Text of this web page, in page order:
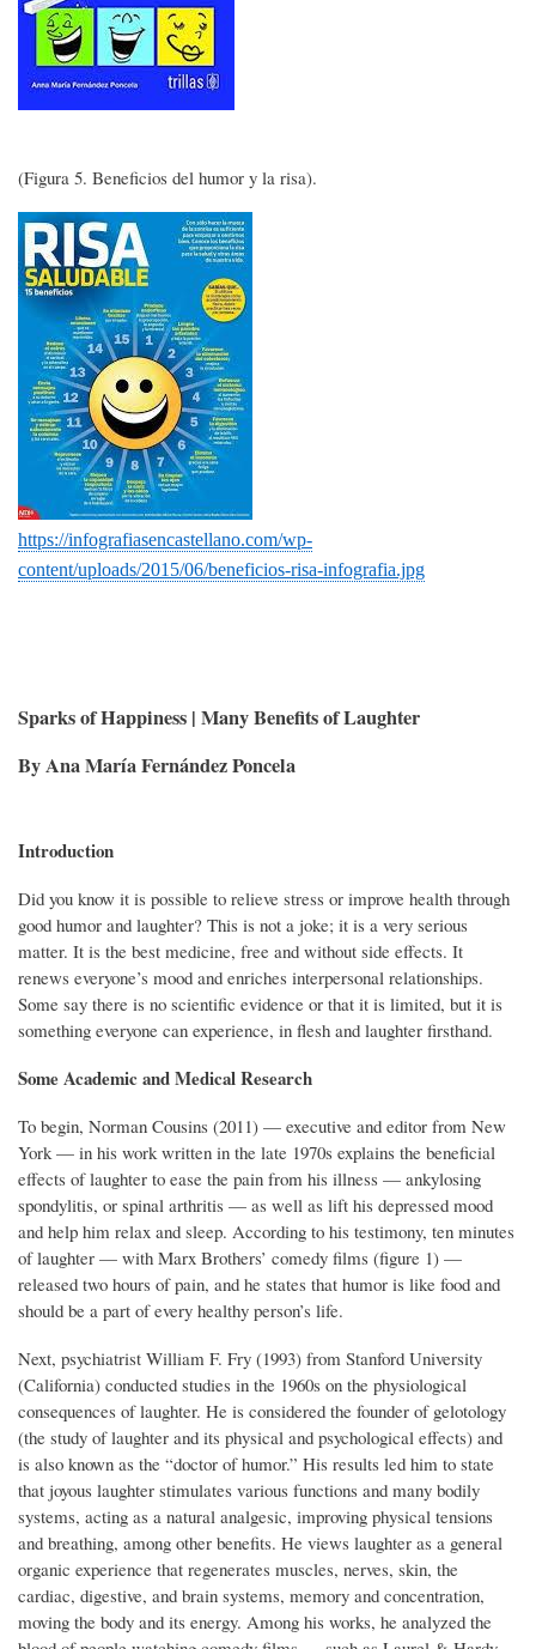
(Figura 5. Beneficios del humor y la risa).
Imagen
https://infografiasencastellano.com/wp-
content/uploads/2015/06/beneficios-risa-infografia.jpg
Sparks of Happiness | Many Benefits of Laughter
By Ana María Fernández Poncela
Introduction
Did you know it is possible to relieve stress or improve health through
good humor and laughter? This is not a joke; it is a very serious
matter. It is the best medicine, free and without side effects. It
renews everyone’s mood and enriches interpersonal relationships.
Some say there is no scientific evidence or that it is limited, but it is
something everyone can experience, in flesh and laughter firsthand.
Some Academic and Medical Research
To begin, Norman Cousins (2011) — executive and editor from New
York — in his work written in the late 1970s explains the beneficial
effects of laughter to ease the pain from his illness — ankylosing
spondylitis, or spinal arthritis — as well as lift his depressed mood
and help him relax and sleep. According to his testimony, ten minutes
of laughter — with Marx Brothers’ comedy films (figure 1) —
released two hours of pain, and he states that humor is like food and
should be a part of every healthy person’s life.
Next, psychiatrist William F. Fry (1993) from Stanford University
(California) conducted studies in the 1960s on the physiological
consequences of laughter. He is considered the founder of gelotology
(the study of laughter and its physical and psychological effects) and
is also known as the “doctor of humor.” His results led him to state
that joyous laughter stimulates various functions and many bodily
systems, acting as a natural analgesic, improving physical tensions
and breathing, among other benefits. He views laughter as a general
organic experience that regenerates muscles, nerves, skin, the
cardiac, digestive, and brain systems, memory and concentration,
moving the body and its energy. Among his works, he analyzed the